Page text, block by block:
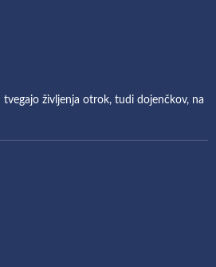
življenja otrok, tudi dojenčkov, na